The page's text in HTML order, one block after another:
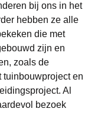
bij ons in het
hebben ze alle
die met
zijn en
zoals de
tuinbouwproject en
Al
bezoek